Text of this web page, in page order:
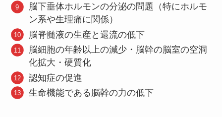
脳下垂体ホルモンの分泌の問題（特にホルモ
ン系や生理痛に関係）
脳脊髄液の生産と還流の低下
脳細胞の年齢以上の減少・脳幹の脳室の空洞
化拡大・硬質化
認知症の促進
生命機能である脳幹の力の低下